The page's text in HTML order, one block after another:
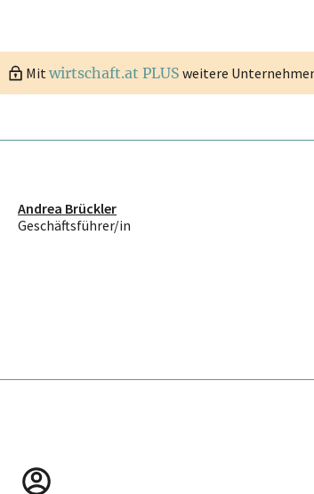
Mitwirtschaft.at PLUS weitere
Andrea Brückler
Geschäftsführer/in